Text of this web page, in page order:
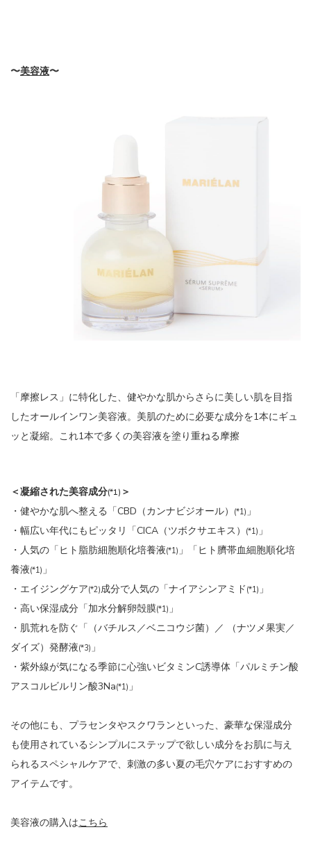
〜美容液〜
「摩擦レス」に特化した、健やかな肌からさらに美しい肌を目指
したオールインワン美容液。美肌のために必要な成分を1本にギュ
ッと凝縮。これ1本で多くの美容液を塗り重ねる摩擦
＜凝縮された美容成分(*1) ＞
・健やかな肌へ整える「CBD（カンナビジオール）
(*1)」
・幅広い年代にもピッタリ「CICA（ツボクサエキス）
(*1)」
・人気の「ヒト脂肪細胞順化培養液(*1)」「ヒト臍帯血細胞順化培
養液(*1)」
・エイジングケア(*2)成分で人気の「ナイアシンアミド (*1)」
・高い保湿成分「加水分解卵殻膜(*1)」
・肌荒れを防ぐ「（バチルス／ベニコウジ菌）／ （ナツメ果実／
ダイズ）発酵液(*3)」
・紫外線が気になる季節に心強いビタミンC誘導体「パルミチン酸
アスコルビルリン酸3Na(*1)」
その他にも、プラセンタやスクワランといった、豪華な保湿成分
も使用されているシンプルにステップで欲しい成分をお肌に与え
られるスペシャルケアで、刺激の多い夏の毛穴ケアにおすすめの
アイテムです。
美容液の購入はこちら